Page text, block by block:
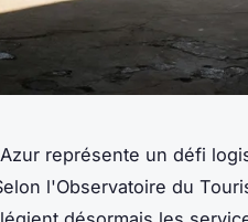
représente un défi
l'Observatoire du